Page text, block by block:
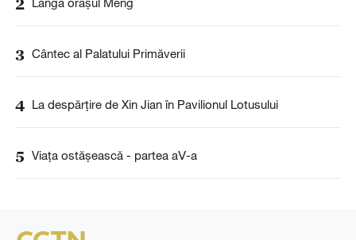
3 Cântec al Palatului Primăverii
4 La despărţire de Xin Jian în Pavilionul Lotusului
5 Viaţa ostăşească - partea aⅤ-a